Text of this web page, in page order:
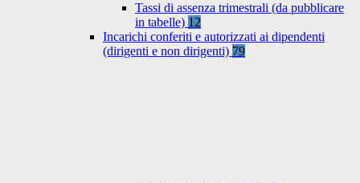
Tassi di assenza trimestrali (da pubblicare
in tabelle) 12
Incarichi conferiti e autorizzati ai dipendenti
(dirigenti e non dirigenti) 79